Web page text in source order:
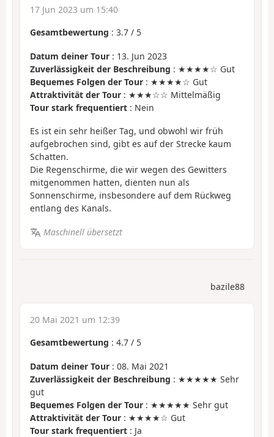
17 Jun 2023 um 15:40
Gesamtbewertung : 3.7 / 5
Datum deiner Tour : 13. Jun 2023
Zuverlässigkeit der Beschreibung : ★★★★☆ Gut
Bequemes Folgen der Tour : ★★★★☆ Gut
Attraktivität der Tour : ★★★☆☆ Mittelmäßig
Tour stark frequentiert : Nein
Es ist ein sehr heißer Tag, und obwohl wir früh
aufgebrochen sind, gibt es auf der Strecke kaum
Schatten.
Die Regenschirme, die wir wegen des Gewitters
mitgenommen hatten, dienten nun als
Sonnenschirme, insbesondere auf dem Rückweg
entlang des Kanals.
Maschinell übersetzt
bazile88
20 Mai 2021 um 12:39
Gesamtbewertung : 4.7 / 5
Datum deiner Tour : 08. Mai 2021
Zuverlässigkeit der Beschreibung : ★★★★★ Sehr
gut
Bequemes Folgen der Tour : ★★★★★ Sehr gut
Attraktivität der Tour : ★★★★☆ Gut
Tour stark frequentiert : Ja